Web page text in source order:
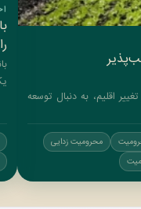
اقلیم، به دنبال توسعه
محرومیت زدایی